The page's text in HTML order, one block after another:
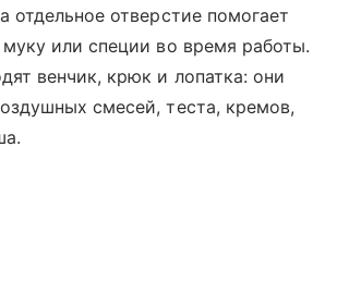
отдельное отверстие помогает
муку или специи во время работы.
венчик, крюк и лопатка: они
смесей, теста, кремов,